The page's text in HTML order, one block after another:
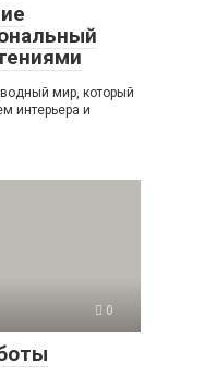
мир, который
интерьера и
0